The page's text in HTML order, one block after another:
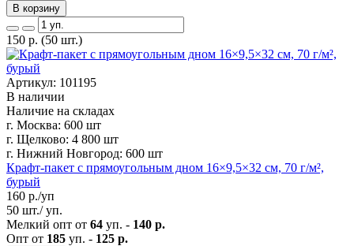
В корзину
150 р. (50 шт.)
Артикул: 101195
В наличии
Наличие на складах
г. Москва: 600 шт
г. Щелково: 4 800 шт
г. Нижний Новгород: 600 шт
Крафт-пакет с прямоугольным дном 16×9,5×32 см, 70 г/м²,
бурый
160 р./уп
50 шт./ уп.
Мелкий опт от 64 уп. - 140 р.
Опт от 185 уп. - 125 р.